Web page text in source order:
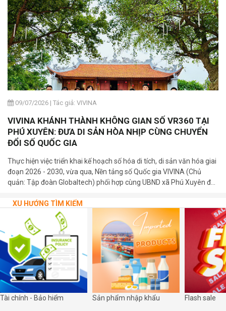
09/07/2026 | Tác giả: VIVINA
VIVINA KHÁNH THÀNH KHÔNG GIAN SỐ VR360 TẠI
PHÚ XUYÊN: ĐƯA DI SẢN HÒA NHỊP CÙNG CHUYỂN
ĐỔI SỐ QUỐC GIA
Thực hiện việc triển khai kế hoạch số hóa di tích, di sản văn hóa giai
đoạn 2026 - 2030, vừa qua, Nền tảng số Quốc gia VIVINA (Chủ
quản: Tập đoàn Globaltech) phối hợp cùng UBND xã Phú Xuyên đã
hóa tại các di tích cấp Quốc gia trên địa bàn xã.
XU HƯỚNG TÌM KIẾM
Tài chính - Bảo hiểm Sản phẩm nhập khẩu Flash sale